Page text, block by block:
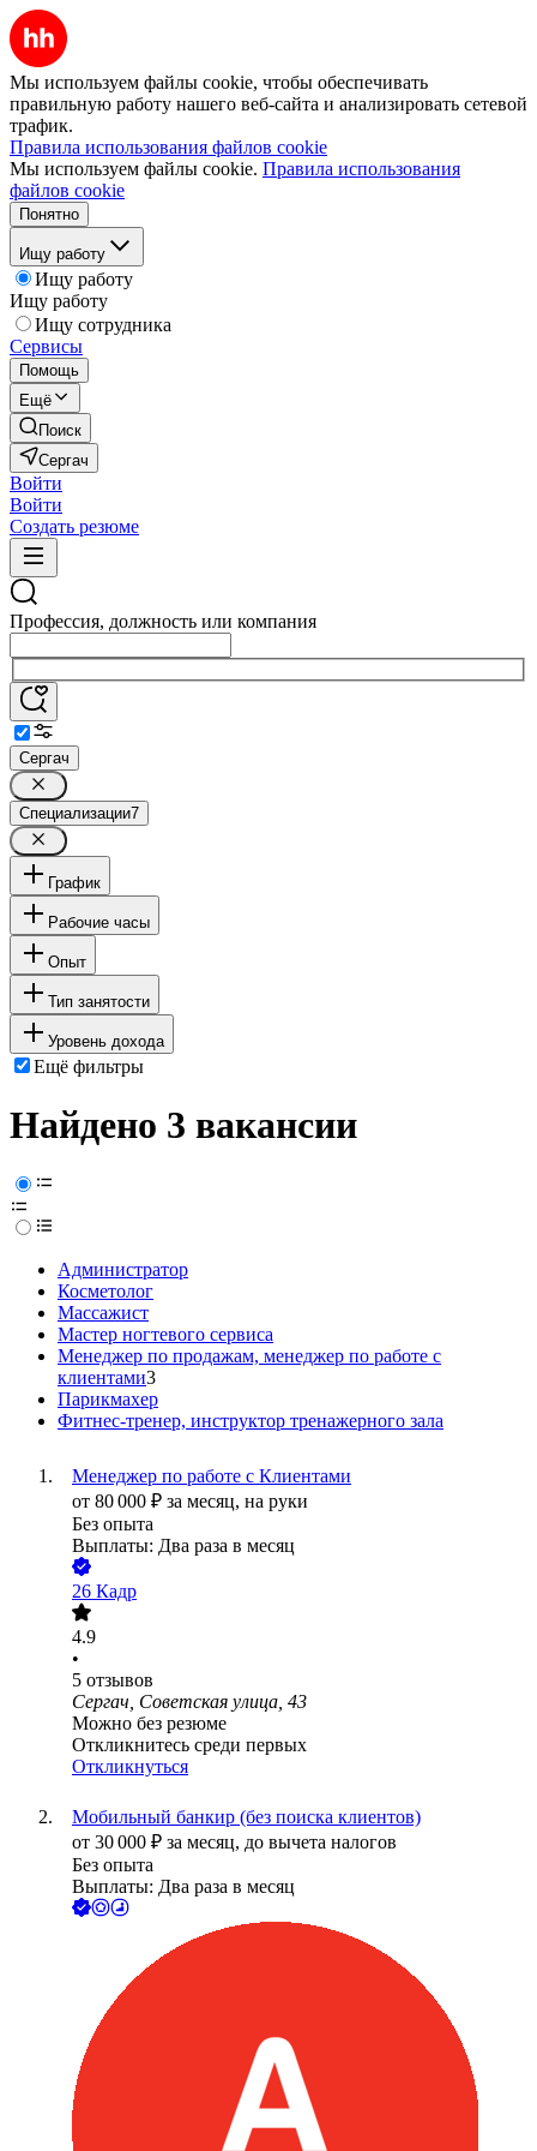
Мы используем файлы cookie, чтобы обеспечивать
правильную работу нашего веб-сайта и анализировать сетевой
трафик.
Правила использования файлов cookie
Мы используем файлы cookie. Правила использования
файлов cookie
Понятно
Ищу работу
Ищу работу
Ищу работу
Ищу сотрудника
Сервисы
Помощь
Ещё
Поиск
Сергач
Войти
Войти
Создать резюме
Профессия, должность или компания
Сергач
Специализации7
График
Рабочие часы
Опыт
Тип занятости
Уровень дохода
Ещё фильтры
Найдено 3 вакансии
Администратор
Косметолог
Массажист
Мастер ногтевого сервиса
Менеджер по продажам, менеджер по работе с
клиентами3
Парикмахер
Фитнес-тренер, инструктор тренажерного зала
Менеджер по работе с Клиентами
от 80 000 ₽ за месяц, на руки
Без опыта
Выплаты: Два раза в месяц
26 Кадр
4.9
•
5 отзывов
Сергач, Советская улица, 43
Можно без резюме
Откликнитесь среди первых
Откликнуться
Мобильный банкир (без поиска клиентов)
от 30 000 ₽ за месяц, до вычета налогов
Без опыта
Выплаты: Два раза в месяц